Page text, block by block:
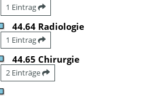
1 Eintrag
44.64 Radiologie
1 Eintrag
44.65 Chirurgie
2 Einträge